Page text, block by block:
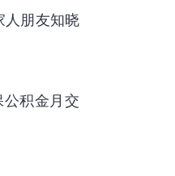
人朋友知晓
积金月交